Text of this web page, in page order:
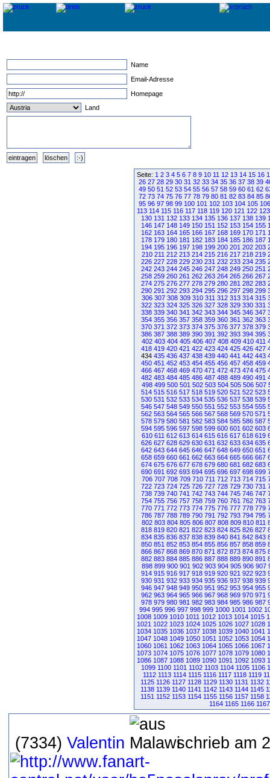
Name
Email-Adresse
Homepage
Land
Seite: 1 2 3 4 5 6 7 8 9 10 11 12 13 14 15 16
26 27 28 29 30 31 32 33 34 35 36 37 38 39
49 50 51 52 53 54 55 56 57 58 59 60 61 62
72 73 74 75 76 77 78 79 80 81 82 83 84 85
95 96 97 98 99 100 101 102 103 104 105 106
113 114 115 116 117 118 119 120 121 122 123
130 131 132 133 134 135 136 137 138 139
146 147 148 149 150 151 152 153 154 155
162 163 164 165 166 167 168 169 170 171
178 179 180 181 182 183 184 185 186 187
194 195 196 197 198 199 200 201 202 203
210 211 212 213 214 215 216 217 218 219
226 227 228 229 230 231 232 233 234 235
242 243 244 245 246 247 248 249 250 251
258 259 260 261 262 263 264 265 266 267
274 275 276 277 278 279 280 281 282 283
290 291 292 293 294 295 296 297 298 299
306 307 308 309 310 311 312 313 314 315
322 323 324 325 326 327 328 329 330 331
338 339 340 341 342 343 344 345 346 347
354 355 356 357 358 359 360 361 362 363
370 371 372 373 374 375 376 377 378 379
386 387 388 389 390 391 392 393 394 395
402 403 404 405 406 407 408 409 410 411
418 419 420 421 422 423 424 425 426 427
434 435 436 437 438 439 440 441 442 443
450 451 452 453 454 455 456 457 458 459
466 467 468 469 470 471 472 473 474 475
482 483 484 485 486 487 488 489 490 491
498 499 500 501 502 503 504 505 506 507
514 515 516 517 518 519 520 521 522 523
530 531 532 533 534 535 536 537 538 539
546 547 548 549 550 551 552 553 554 555
562 563 564 565 566 567 568 569 570 571
578 579 580 581 582 583 584 585 586 587
594 595 596 597 598 599 600 601 602 603
610 611 612 613 614 615 616 617 618 619
626 627 628 629 630 631 632 633 634 635
642 643 644 645 646 647 648 649 650 651
658 659 660 661 662 663 664 665 666 667
674 675 676 677 678 679 680 681 682 683
690 691 692 693 694 695 696 697 698 699
706 707 708 709 710 711 712 713 714 715
722 723 724 725 726 727 728 729 730 731
738 739 740 741 742 743 744 745 746 747
754 755 756 757 758 759 760 761 762 763
770 771 772 773 774 775 776 777 778 779
786 787 788 789 790 791 792 793 794 795
802 803 804 805 806 807 808 809 810 811
818 819 820 821 822 823 824 825 826 827
834 835 836 837 838 839 840 841 842 843
850 851 852 853 854 855 856 857 858 859
866 867 868 869 870 871 872 873 874 875
882 883 884 885 886 887 888 889 890 891
898 899 900 901 902 903 904 905 906 907
914 915 916 917 918 919 920 921 922 923
930 931 932 933 934 935 936 937 938 939
946 947 948 949 950 951 952 953 954 955
962 963 964 965 966 967 968 969 970 971
978 979 980 981 982 983 984 985 986 987
994 995 996 997 998 999 1000 1001 1002
1008 1009 1010 1011 1012 1013 1014 1015
1021 1022 1023 1024 1025 1026 1027 1028
1034 1035 1036 1037 1038 1039 1040 1041
1047 1048 1049 1050 1051 1052 1053 1054
1060 1061 1062 1063 1064 1065 1066 1067
1073 1074 1075 1076 1077 1078 1079 1080
1086 1087 1088 1089 1090 1091 1092 1093
1099 1100 1101 1102 1103 1104 1105 1106
1112 1113 1114 1115 1116 1117 1118 1119
1125 1126 1127 1128 1129 1130 1131 1132
1138 1139 1140 1141 1142 1143 1144 1145
1151 1152 1153 1154 1155 1156 1157 1158
1164 1165 1166 1167
(7334) Valentin schrieb am